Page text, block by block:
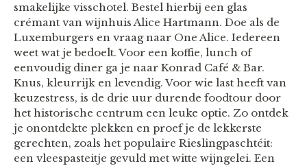
smakelijke visschotel. Bestel hierbij een glas
crémant van wijnhuis Alice Hartmann. Doe als de
Luxemburgers en vraag naar One Alice. Iedereen
weet wat je bedoelt. Voor een koffie, lunch of
eenvoudig diner ga je naar Konrad Café & Bar.
Knus, kleurrijk en levendig. Voor wie last heeft van
keuzestress, is de drie uur durende foodtour door
het historische centrum een leuke optie. Zo ontdek
je onontdekte plekken en proef je de lekkerste
gerechten, zoals het populaire Rieslingpaschtéit:
een vleespasteitje gevuld met witte wijngelei. Een